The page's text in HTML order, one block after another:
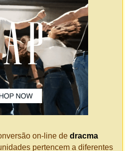
on-line de dracma
pertencem a diferentes